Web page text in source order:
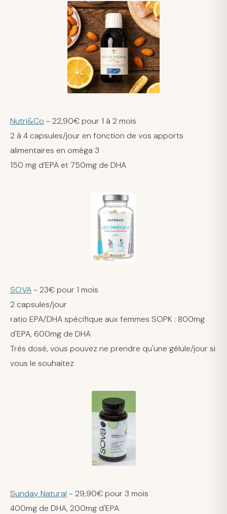
Nutri&Co - 22,90€ pour 1 à 2 mois
2 à 4 capsules/jour en fonction de vos apports
alimentaires en oméga 3
150 mg d’EPA et 750mg de DHA
SOVA- 23€ pour 1 mois
2 capsules/jour
ratio EPA/DHA spécifique aux femmes SOPK : 800mg
d'EPA, 600mg de DHA
Très dosé, vous pouvez ne prendre qu'une gélule/jour si
vous le souhaitez
Sunday Natural - 29,90€ pour 3 mois
400mg de DHA, 200mg d'EPA